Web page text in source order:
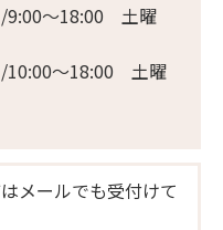
/9:00～18:00 土曜
/10:00～18:00 土曜
メールでも受付けて